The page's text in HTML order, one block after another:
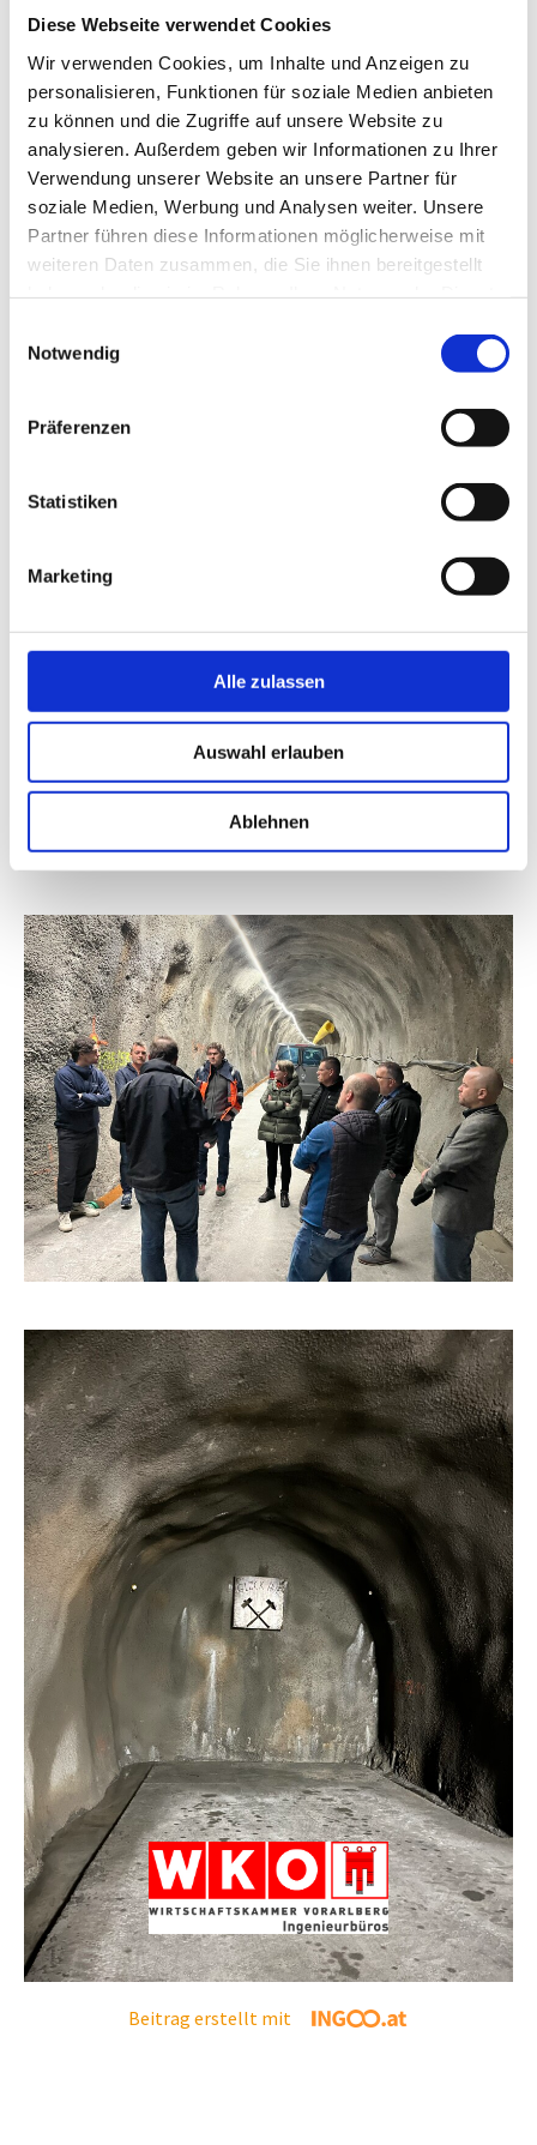
Diese Webseite verwendet Cookies
Wir verwenden Cookies, um Inhalte und Anzeigen zu
personalisieren, Funktionen für soziale Medien anbieten
zu können und die Zugriffe auf unsere Website zu
analysieren. Außerdem geben wir Informationen zu Ihrer
Verwendung unserer Website an unsere Partner für
soziale Medien, Werbung und Analysen weiter. Unsere
Partner führen diese Informationen möglicherweise mit
weiteren Daten zusammen, die Sie ihnen bereitgestellt
Notwendig
Präferenzen
Statistiken
Marketing
Alle zulassen
Auswahl erlauben
Ablehnen
Eda Noyan
Beitrag erstellt mit